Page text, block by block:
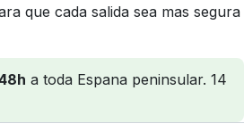
que cada salida sea mas segura
a toda Espana peninsular. 14